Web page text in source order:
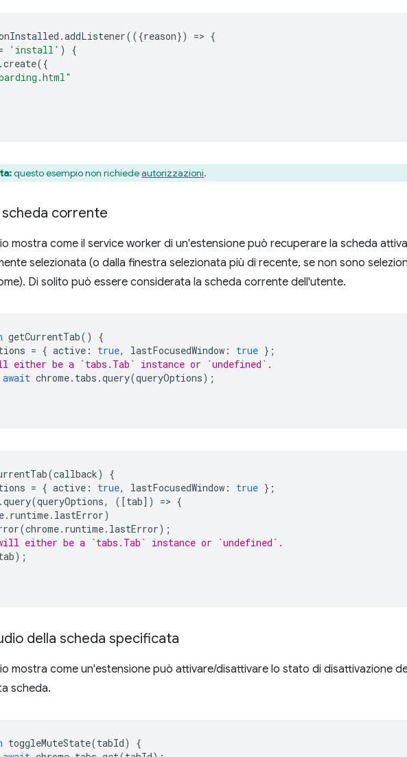
.addListener(({reason}) => {
'install' )
{
.create({
questo esempio non richiedeautorizzazioni.
corrente
mostra come il service worker di un'estensione può recuperare la scheda
selezionata (o dalla finestra selezionata più di recente, se non sono
Di solito può essere considerata la scheda corrente dell'utente.
getCurrentTab()
{
= { active : true, lastFocusedWindow : true };
be a `tabs.Tab` instance or `undefined`.
await chrome. tabs .query(queryOptions);
(callback)
{
= { active : true, lastFocusedWindow : true };
.query(queryOptions, ([tab]) => {
. runtime. lastError)
(chrome. runtime. lastError);
either be a `tabs.Tab` instance or `undefined`.
);
della scheda specificata
mostra come un'estensione può attivare/disattivare lo stato di disattivazione
scheda.
toggleMuteState(tabId)
{